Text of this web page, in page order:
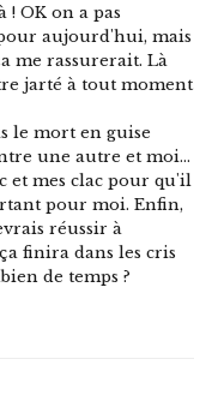
! OK on a pas
aujourd'hui, mais
me rassurerait. Là
jarté à tout moment
le mort en guise
une autre et moi…
et mes clac pour qu'il
pour moi. Enfin,
réussir à
finira dans les cris
de temps ?